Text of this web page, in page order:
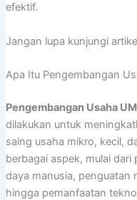
efektif.
Jangan lupa kunjungi
Apa Itu Pengembangan
Pengembangan Usaha
dilakukan untuk
saing usaha mikro, kecil,
berbagai aspek, mulai
daya manusia, penguatan
hingga pemanfaatan